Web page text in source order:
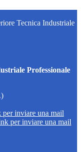
Tecnica Industriale
Professionale
inviare una mail
per inviare una mail